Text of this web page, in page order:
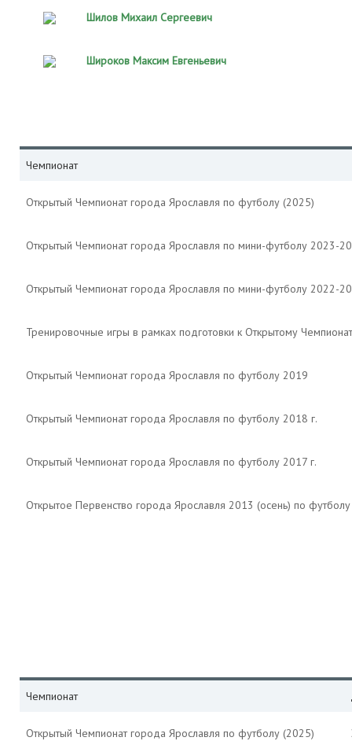
Шилов Михаил Сергеевич
Широков Максим Евгеньевич
Чемпионат
Открытый Чемпионат города Ярославля по футболу (2025)
Открытый Чемпионат города Ярославля по мини-футболу 2023-
Открытый Чемпионат города Ярославля по мини-футболу 2022-
Тренировочные игры в рамках подготовки к Открытому
Открытый Чемпионат города Ярославля по футболу 2019
Открытый Чемпионат города Ярославля по футболу 2018 г.
Открытый Чемпионат города Ярославля по футболу 2017 г.
Открытое Первенство города Ярославля 2013 (осень) по
Чемпионат
Открытый Чемпионат города Ярославля по футболу (2025)